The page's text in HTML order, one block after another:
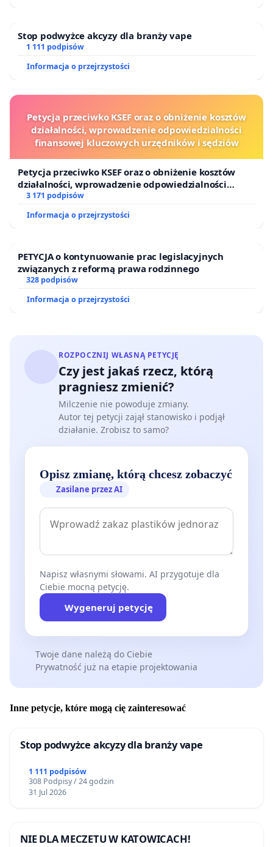
Stop podwyżce akcyzy dla branży vape
1 111 podpisów
Informacja o przejrzystości
Petycja przeciwko KSEF oraz o obniżenie kosztów
działalności, wprowadzenie odpowiedzialności
finansowej kluczowych urzędników i sędziów
Petycja przeciwko KSEF oraz o obniżenie kosztów
działalności, wprowadzenie odpowiedzialności
finansowej kluczowych urzędników i sędziów
3 171 podpisów
Informacja o przejrzystości
PETYCJA o kontynuowanie prac legislacyjnych
związanych z reformą prawa rodzinnego
328 podpisów
Informacja o przejrzystości
ROZPOCZNIJ WŁASNĄ PETYCJĘ
Czy jest jakaś rzecz, którą
pragniesz zmienić?
Milczenie nie powoduje zmiany.
Autor tej petycji zajął stanowisko i podjął
działanie. Zrobisz to samo?
Opisz zmianę, którą chcesz zobaczyć
Zasilane przez AI
Napisz własnymi słowami. AI przygotuje dla
Ciebie mocną petycję.
Wygeneruj petycję
Twoje dane należą do Ciebie
Prywatność już na etapie projektowania
Inne petycje, które mogą cię zainteresować
Stop podwyżce akcyzy dla branży vape
1 111 podpisów
308 Podpisy / 24 godzin
31 Jul 2026
NIE DLA MECZETU W KATOWICACH!